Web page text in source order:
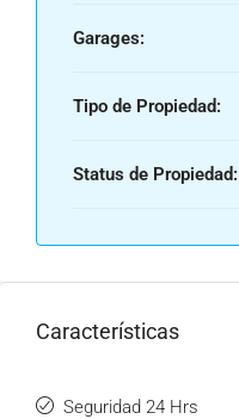
Garages:
Tipo de Propiedad:
Status de Propiedad:
Características
Seguridad 24 Hrs